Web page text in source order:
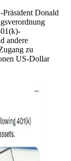
Donald
andere
zu
US-Dollar